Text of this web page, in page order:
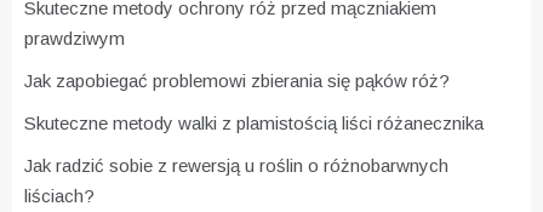
Skuteczne metody ochrony róż przed mączniakiem
prawdziwym
Jak zapobiegać problemowi zbierania się pąków róż?
Skuteczne metody walki z plamistością liści różanecznika
Jak radzić sobie z rewersją u roślin o różnobarwnych
liściach?